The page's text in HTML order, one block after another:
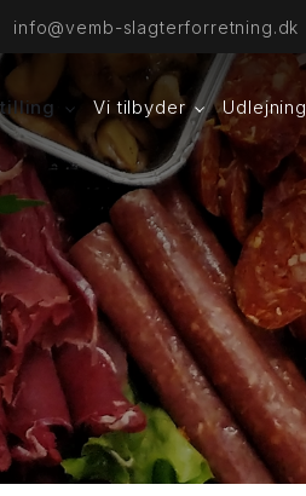
info@vemb-slagterforretning.dk
Vi tilbyder Udlejning